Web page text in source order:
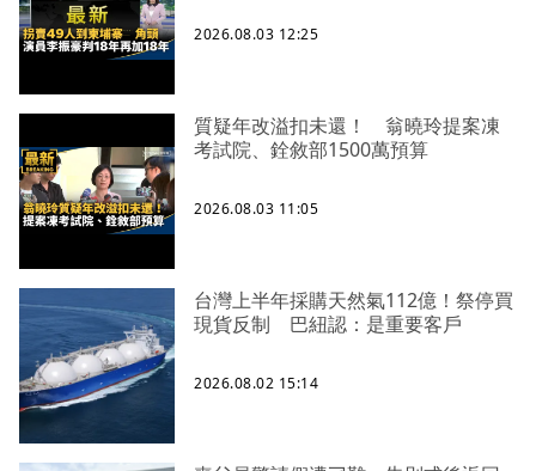
2026.08.03 12:25
質疑年改溢扣未還！ 翁曉玲提案凍
考試院、銓敘部1500萬預算
2026.08.03 11:05
台灣上半年採購天然氣112億！祭停買
現貨反制 巴紐認：是重要客戶
2026.08.02 15:14